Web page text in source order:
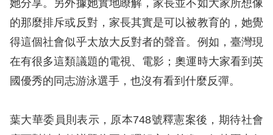
開
放
宣
告
障
她分享。另外據她實地瞭解，家長並不如大家所想像
的那麼排斥或反對，家長其實是可以被教育的，她覺
得這個社會似乎太放大反對者的聲音。例如，臺灣現
在有很多這類議題的電視、電影；奧運時大家看到英
國優秀的同志游泳選手，也沒有看到什麼反彈。
葉大華委員則表示，原本748號釋憲案後，期待社會